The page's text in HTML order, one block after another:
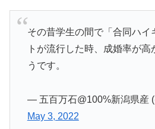
その昔学生の間で「合同ハイ
トが流行した時、成婚率が
うです。
— 五百万石@100%新潟県産
May 3, 2022